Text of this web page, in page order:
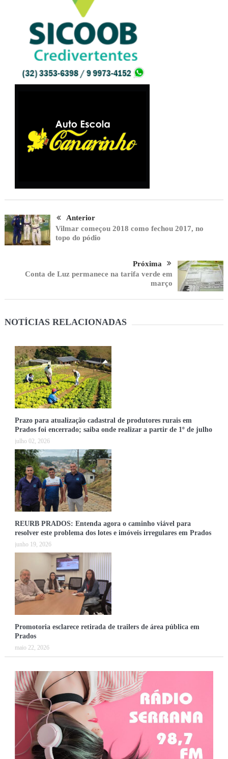
Anterior
Vilmar começou 2018 como fechou 2017, no
topo do pódio
Próxima
Conta de Luz permanece na tarifa verde em
março
NOTÍCIAS RELACIONADAS
Prazo para atualização cadastral de produtores rurais em
Prados foi encerrado; saiba onde realizar a partir de 1º de julho
julho 02, 2026
REURB PRADOS: Entenda agora o caminho viável para
resolver este problema dos lotes e imóveis irregulares em Prados
junho 19, 2026
Promotoria esclarece retirada de trailers de área pública em
Prados
maio 22, 2026